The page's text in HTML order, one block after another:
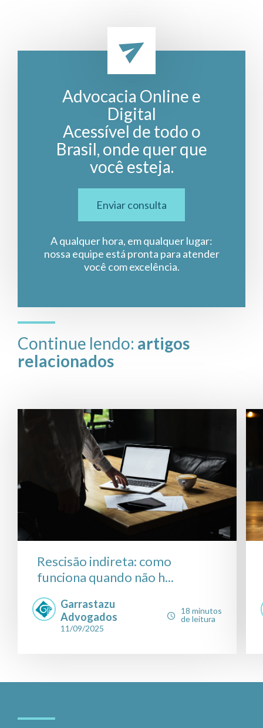
Advocacia Online e
Digital
Acessível de todo o
Brasil, onde quer que
você esteja.
Enviar consulta
A qualquer hora, em qualquer lugar:
nossa equipe está pronta para atender
você com excelência.
Continue lendo: artigos
relacionados
Rescisão indireta: como
funciona quando não h...
Garrastazu
Advogados
11/09/2025
18 minutos
de leitura